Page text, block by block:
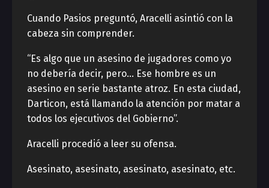
Cuando Pasios preguntó, Aracelli asintió con la
cabeza sin comprender.
“Es algo que un asesino de jugadores como yo
no debería decir, pero… Ese hombre es un
asesino en serie bastante atroz. En esta ciudad,
Darticon, está llamando la atención por matar a
todos los ejecutivos del Gobierno”.
Aracelli procedió a leer su ofensa.
Asesinato, asesinato, asesinato, asesinato, etc.